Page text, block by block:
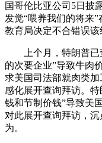
国哥伦比亚公司5日披
发觉“喂养我们的将来
教育局决定不合错误该
上个月，特朗普已
的次要企业”导致牛肉
求美国司法部就肉类
感化展开查询拜访。
钱和节制价钱”导致美
对此展开查询拜访，
为。